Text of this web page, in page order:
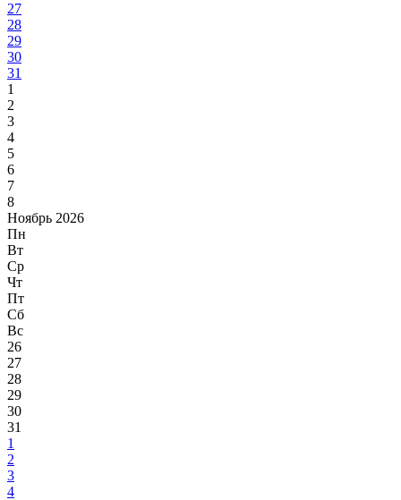
27
28
29
30
31
1
2
3
4
5
6
7
8
Ноябрь 2026
Пн
Вт
Ср
Чт
Пт
Сб
Вс
26
27
28
29
30
31
1
2
3
4